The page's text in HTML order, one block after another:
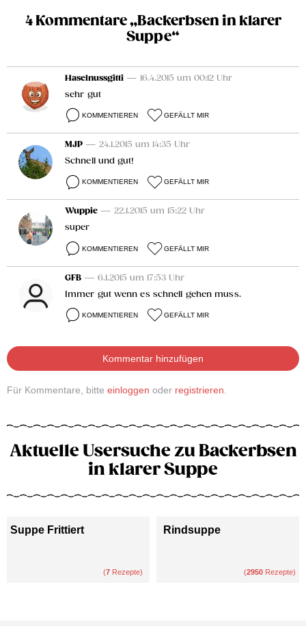
4 Kommentare „Backerbsen in klarer
Suppe“
Haselnussgitti — 16.4.2015 um 00:12 Uhr
sehr gut
KOMMENTIEREN GEFÄLLT MIR
MJP — 24.1.2015 um 14:35 Uhr
Schnell und gut!
KOMMENTIEREN GEFÄLLT MIR
Wuppie — 22.1.2015 um 15:22 Uhr
super
KOMMENTIEREN GEFÄLLT MIR
GFB — 6.1.2015 um 17:53 Uhr
Immer gut wenn es schnell gehen muss.
KOMMENTIEREN GEFÄLLT MIR
Kommentar hinzufügen
Für Kommentare, bitte einloggen oder registrieren
Aktuelle Usersuche zu Backerbsen
in klarer Suppe
Suppe Frittiert
(7 Rezepte)
Rindsuppe
(2950 Rezepte)